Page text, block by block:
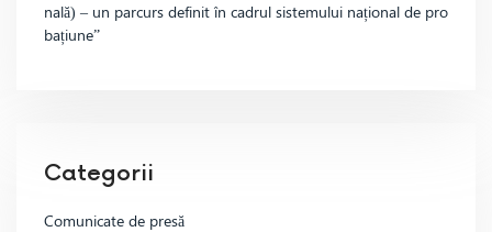
nală) – un parcurs definit în cadrul sistemului național de pro
bațiune”
Categorii
Comunicate de presă